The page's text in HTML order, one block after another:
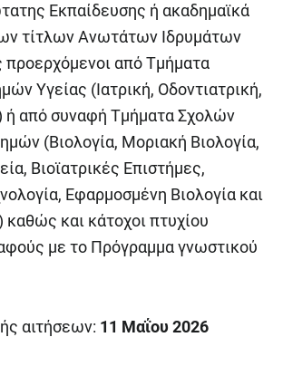
Εκπαίδευσης ή ακαδημαϊκά
τίτλων Ανωτάτων Ιδρυμάτων
από Tμήματα
Υγείας (Ιατρική, Οδοντιατρική,
ή από συναφή Τμήματα Σχολών
(Βιολογία, Μοριακή Βιολογία,
Βιοϊατρικές Επιστήμες,
Εφαρμοσμένη Βιολογία και
καθώς και κάτοχοι πτυχίου
με το Πρόγραμμα γνωστικού
αιτήσεων: 11 Μαΐου 2026